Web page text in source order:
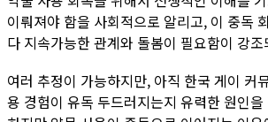
이뤄져야 함을 사회적으로 알리고, 이 중독
다 지속가능한 관계와 돌봄이 필요함이 강
여러 추정이 가능하지만, 아직 한국 게이 커
용 경험이 유독 두드러지는지 유력한 원인